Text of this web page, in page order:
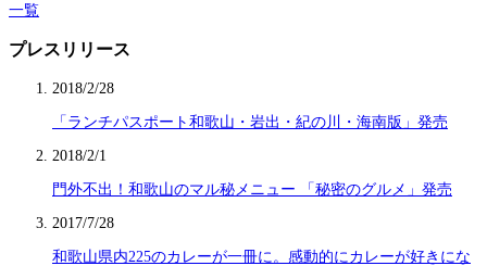
一覧
プレスリリース
2018/2/28
「ランチパスポート和歌山・岩出・紀の川・海南版」発売
2018/2/1
門外不出！和歌山のマル秘メニュー 「秘密のグルメ」発売
2017/7/28
和歌山県内225のカレーが一冊に。感動的にカレーが好きにな